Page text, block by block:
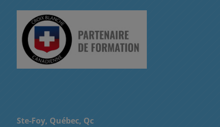
Ste-Foy, Québec, Qc